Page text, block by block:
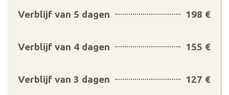
Verblijf van 5 dagen 198 €
Verblijf van 4 dagen 155 €
Verblijf van 3 dagen 127 €